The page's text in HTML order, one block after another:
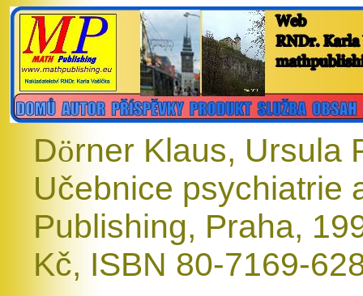
Dörner Klaus, Ursula
Učebnice psychiatrie
Publishing, Praha,
Kč, ISBN 80-7169-